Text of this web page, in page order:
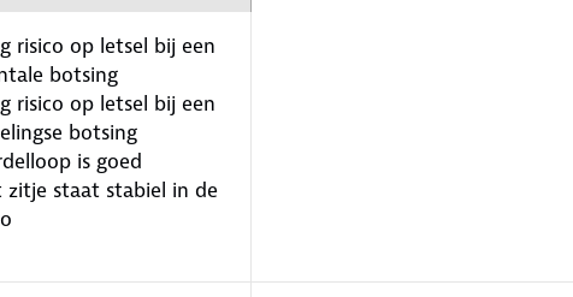
risico op letsel bij een
botsing
risico op letsel bij een
botsing
is goed
zitje staat stabiel in de